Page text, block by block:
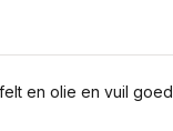
en olie en vuil goed